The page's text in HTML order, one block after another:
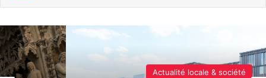
Actualité locale & société